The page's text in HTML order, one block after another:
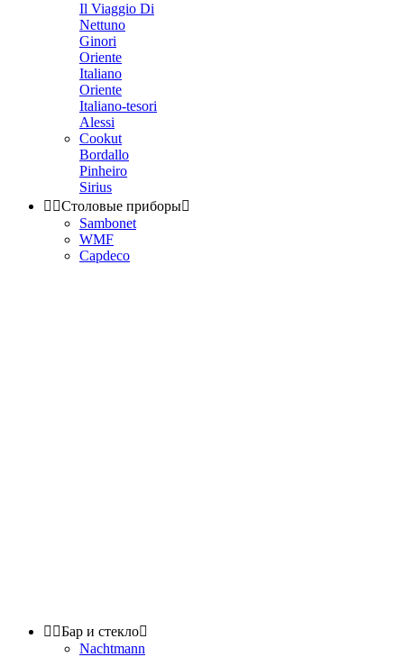
Il Viaggio Di
Nettuno
Ginori
Oriente
Italiano
Oriente
Italiano-tesori
Alessi
Cookut
Bordallo
Pinheiro
Sirius
 Столовые приборы
Sambonet
WMF
Capdeco
 Бар и стекло
Nachtmann